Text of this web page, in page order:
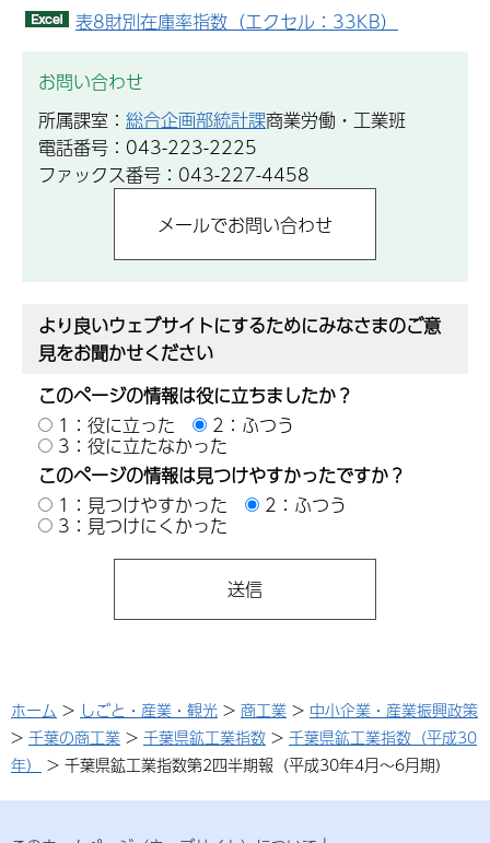
表8財別在庫率指数（エクセル：33KB）
お問い合わせ
所属課室： 総合企画部統計課商業労働・工業班
電話番号：043-223-2225
ファックス番号：043-227-4458
より良いウェブサイトにするためにみなさまのご意
見をお聞かせください
このページの情報は役に立ちましたか？
1：役に立った
2：ふつう
3：役に立たなかった
このページの情報は見つけやすかったですか？
1：見つけやすかった
2：ふつう
3：見つけにくかった
ホーム > しごと・産業・観光 > 商工業 > 中小企業・産業振興政策
> 千葉の商工業 > 千葉県鉱工業指数 > 千葉県鉱工業指数（平成30
年）
> 千葉県鉱工業指数第2四半期報（平成30年4月～6月期）